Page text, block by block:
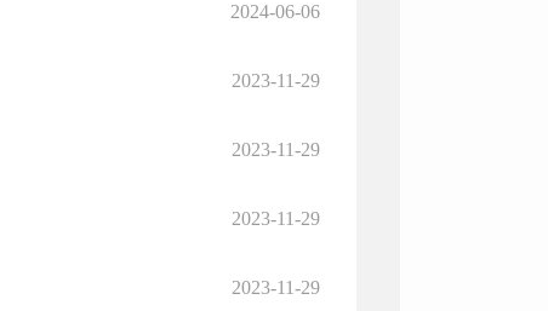
2024-06-06
2023-11-29
2023-11-29
2023-11-29
2023-11-29